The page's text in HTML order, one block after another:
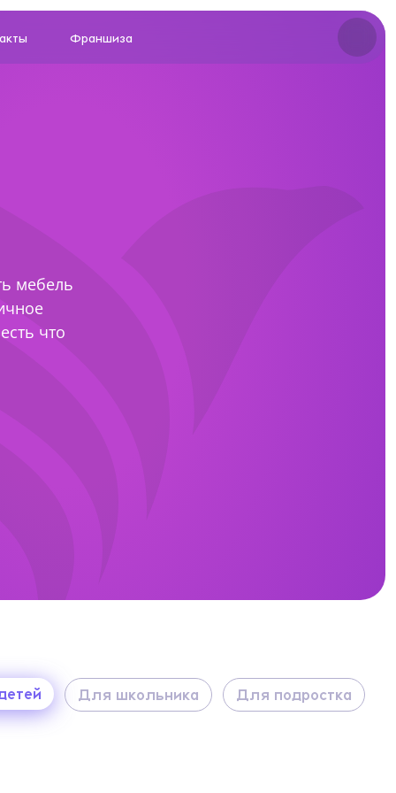
Франшиза
мебель
что
Для школьника Для подростка
с